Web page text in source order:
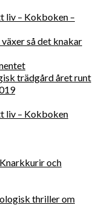
liv – Kokboken –
så det knakar
trädgård året runt
liv – Kokboken
och
thriller om